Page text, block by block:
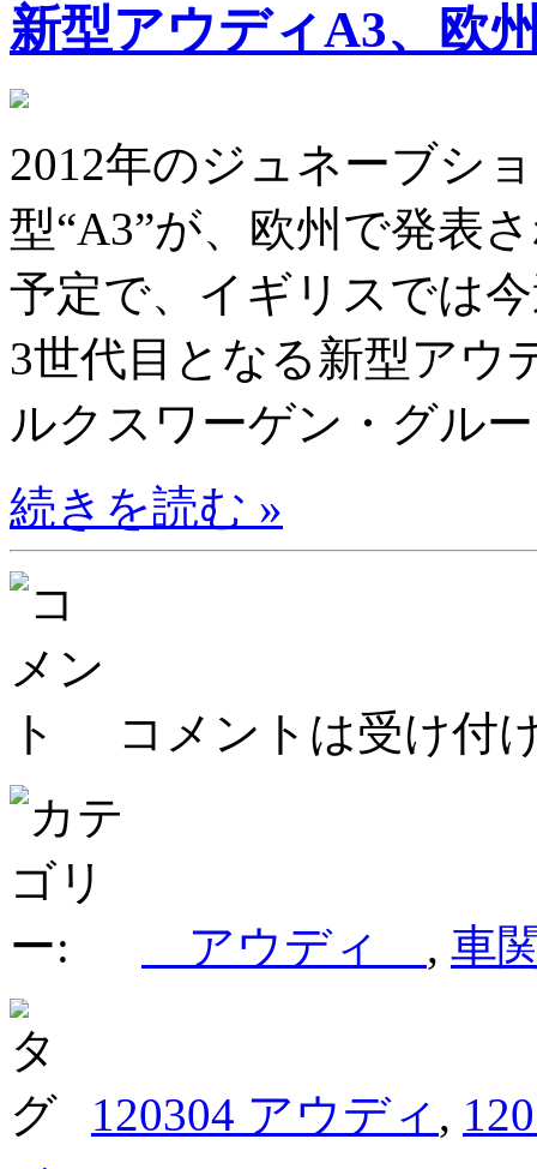
新型アウディA3、欧
2012年のジュネーブシ
型“A3”が、欧州で発表
予定で、イギリスでは
3世代目となる新型アウ
ルクスワーゲン・グル
続きを読む »
コメントは受け付
アウディ , 車
120304 アウディ ,